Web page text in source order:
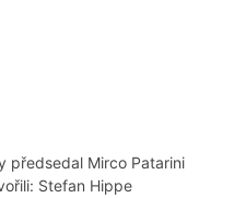
předsedal Mirco Patarini
Stefan Hippe